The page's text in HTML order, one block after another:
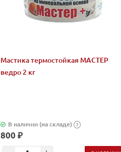
Мастика термостойкая МАСТЕР
ведро 2 кг
В наличии (на складе) ?
800 ₽